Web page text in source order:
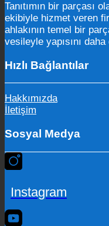
Tanıtımın bir parçası
ekibiyle hizmet veren
ahlakının temel bir
vesileyle yapısını
Hızlı Bağlantılar
Hakkımızda
İletişim
Sosyal Medya
Instagram